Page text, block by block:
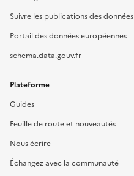
Suivre les publications des données
Portail des données européennes
schema.data.gouv.fr
Plateforme
Guides
Feuille de route et nouveautés
Nous écrire
Échangez avec la communauté